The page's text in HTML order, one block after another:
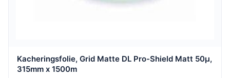
Kacheringsfolie, Grid Matte DL Pro-Shield Matt 50µ,
315mm x 1500m